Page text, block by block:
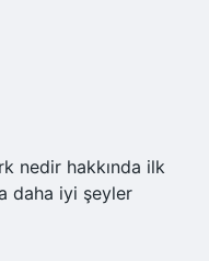
nedir hakkında ilk
daha iyi şeyler